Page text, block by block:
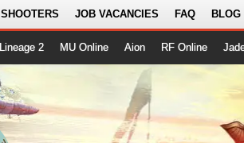
SHOOTERS JOB VACANCIES FAQ BLOG
Lineage 2 MU Online Aion RF Online